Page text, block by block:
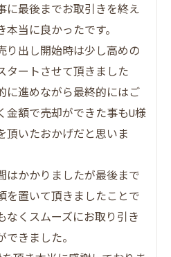
を狙うための戦術早わか
用で差がつく売却手法を解
きる独自サポートの全貌
最大化する資産価値とは
がもたらす高値売却の仕
資産価値を最大化する方法
売却で選ばれる業者の特
に最後までお取引きを終え
本当に良かったです。
り出し開始時は少し高めの
タートさせて頂きました
に進めながら最終的にはご
金額で売却ができた事もU様
頂いたおかげだと思いま
はかかりましたが最後まで
を置いて頂きましたことで
なくスムーズにお取り引き
できました。